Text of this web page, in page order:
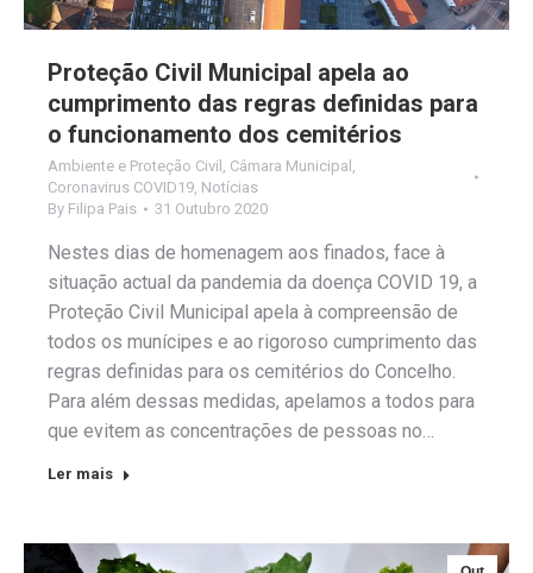
Proteção Civil Municipal apela ao
cumprimento das regras definidas para
o funcionamento dos cemitérios
Ambiente e Proteção Civil Câmara Municipal
Coronavirus COVID19 Notícias
By Filipa Pais 31 Outubro 2020
Nestes dias de homenagem aos finados, face à
situação actual da pandemia da doença COVID 19, a
Proteção Civil Municipal apela à compreensão de
todos os munícipes e ao rigoroso cumprimento das
regras definidas para os cemitérios do Concelho.
Para além dessas medidas, apelamos a todos para
que evitem as concentrações de pessoas no…
Ler mais